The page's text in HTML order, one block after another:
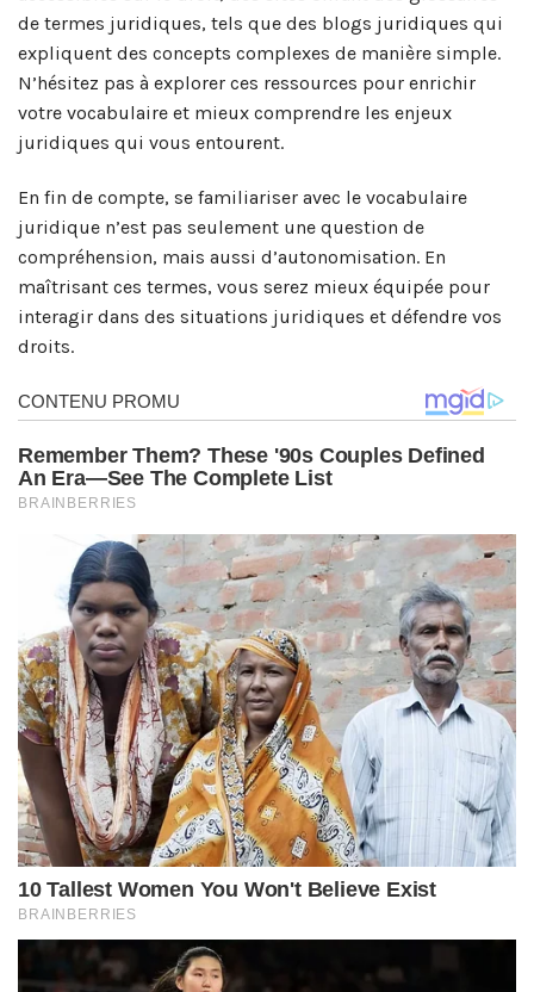
de termes juridiques, tels que des blogs juridiques qui
expliquent des concepts complexes de manière simple.
N’hésitez pas à explorer ces ressources pour enrichir
votre vocabulaire et mieux comprendre les enjeux
juridiques qui vous entourent.
En fin de compte, se familiariser avec le vocabulaire
juridique n’est pas seulement une question de
compréhension, mais aussi d’autonomisation. En
maîtrisant ces termes, vous serez mieux équipée pour
interagir dans des situations juridiques et défendre vos
droits.